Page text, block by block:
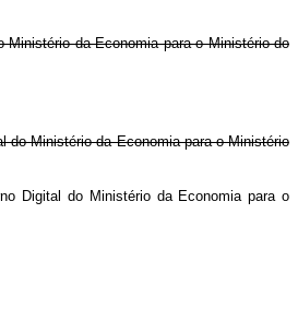
da Economia para o Ministério do
do Ministério da Economia para o Ministério
Digital do Ministério da Economia para o